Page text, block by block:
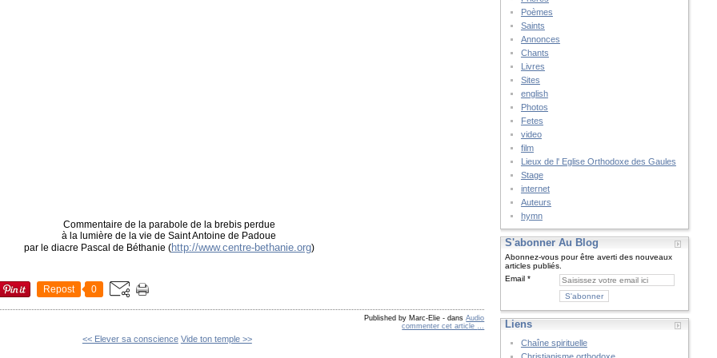
Commentaire de la parabole de la brebis perdue
à la lumière de la vie de Saint Antoine de Padoue
par le diacre Pascal de Béthanie (http://www.centre-bethanie.org)
Repost 0
Published by Marc-Elie - dansAudio
commenter cet article
<< Elever sa conscience Vide ton temple >>
Poèmes
Saints
Annonces
Chants
Livres
Sites
english
Photos
Fetes
video
film
Lieux de l' Eglise Orthodoxe des Gaules
Stage
internet
Auteurs
hymn
S'abonner Au Blog
Abonnez-vous pour être averti des nouveaux
articles publiés.
Email
Liens
Chaîne spirituelle